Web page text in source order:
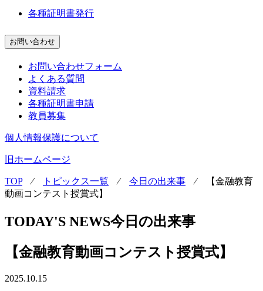
各種証明書発行
お問い合わせ
お問い合わせフォーム
よくある質問
資料請求
各種証明書申請
教員募集
個人情報保護について
旧ホームページ
TOP⁄ トピックス一覧 ⁄ 今日の出来事 ⁄
【金融教育
動画コンテスト授賞式】
TODAY'S NEWS今日の出来事
【金融教育動画コンテスト授賞式】
2025.10.15